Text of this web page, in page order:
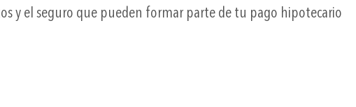
y el seguro que pueden formar parte de tu pago hipotecario